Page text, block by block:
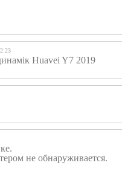
Huavei Y7 2019
не обнаруживается.